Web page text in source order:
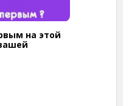
на этой